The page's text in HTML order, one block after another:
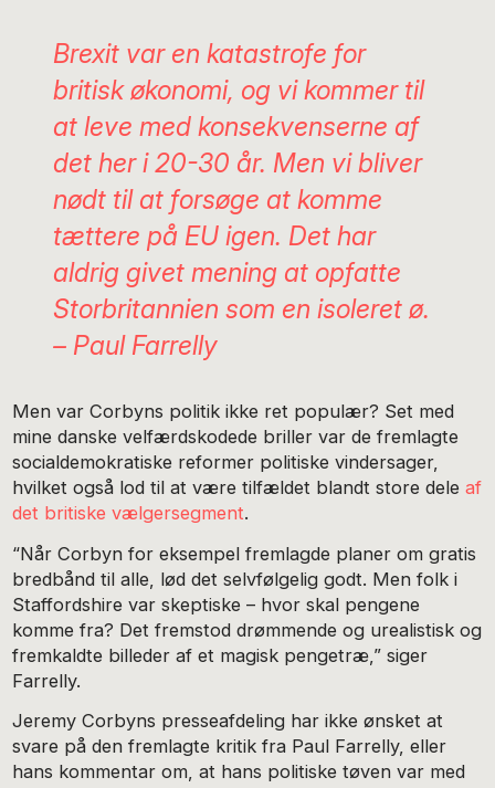
Brexit var en katastrofe for
britisk økonomi, og vi kommer til
at leve med konsekvenserne af
det her i 20-30 år. Men vi bliver
nødt til at forsøge at komme
tættere på EU igen. Det har
aldrig givet mening at opfatte
Storbritannien som en isoleret ø.
– Paul Farrelly
Men var Corbyns politik ikke ret populær? Set med
mine danske velfærdskodede briller var de fremlagte
socialdemokratiske reformer politiske vindersager,
hvilket også lod til at være tilfældet blandt store deleaf
det britiske vælgersegment.
“Når Corbyn for eksempel fremlagde planer om gratis
bredbånd til alle, lød det selvfølgelig godt. Men folk i
Staffordshire var skeptiske – hvor skal pengene
komme fra? Det fremstod drømmende og urealistisk og
fremkaldte billeder af et magisk pengetræ,” siger
Farrelly.
Jeremy Corbyns presseafdeling har ikke ønsket at
svare på den fremlagte kritik fra Paul Farrelly, eller
hans kommentar om, at hans politiske tøven var med